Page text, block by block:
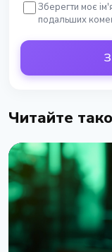
Зберегти моє
подальших
Читайте